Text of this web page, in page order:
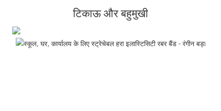
टिकाऊ और बहुमुखी